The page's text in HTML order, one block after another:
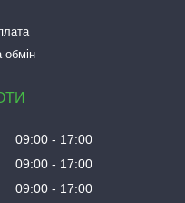
обмін
09:00
17:00
09:00
17:00
09:00
17:00